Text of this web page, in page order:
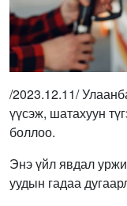
/2023.12.11/
үүсэж, шатахуун
боллоо.
Энэ үйл явдал
уудын гадаа